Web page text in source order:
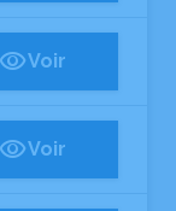
Voir
Voir